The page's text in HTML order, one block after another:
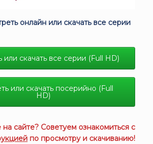
онлайн или скачать все серии
или скачать все серии (Full HD)
или скачать посерийно (Full
HD)
сайте? Советуем ознакомиться с
по просмотру и скачиванию!